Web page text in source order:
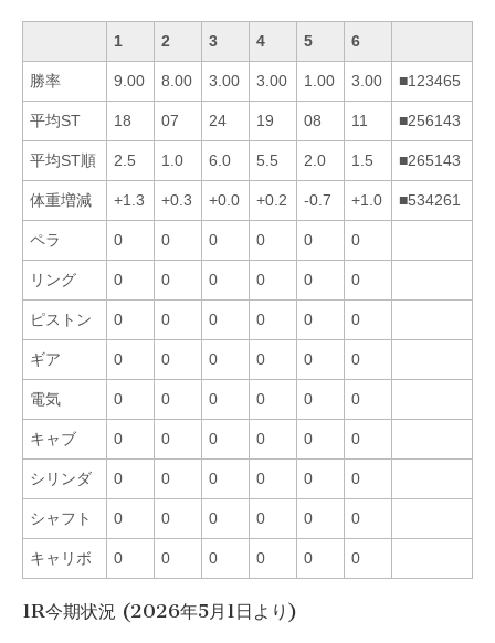
1 2 3 4 5 6
勝率 9.00 8.00 3.00 3.00 1.00 3.00 ■123465
平均ST 18 07 24 19 08 11 ■256143
平均ST順 2.5 1.0 6.0 5.5 2.0 1.5 ■265143
体重増減 +1.3 +0.3 +0.0 +0.2 -0.7 +1.0 ■534261
ペラ 0 0 0 0 0 0
リング 0 0 0 0 0 0
ピストン 0 0 0 0 0 0
ギア 0 0 0 0 0 0
電気 0 0 0 0 0 0
キャブ 0 0 0 0 0 0
シリンダ 0 0 0 0 0 0
シャフト 0 0 0 0 0 0
キャリボ 0 0 0 0 0 0
1R今期状況 (2026年5月1日より)